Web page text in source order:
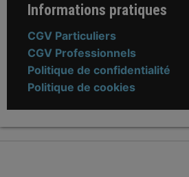
Informations pratiques
CGV Particuliers
CGV Professionnels
Politique de confidentialité
Politique de cookies